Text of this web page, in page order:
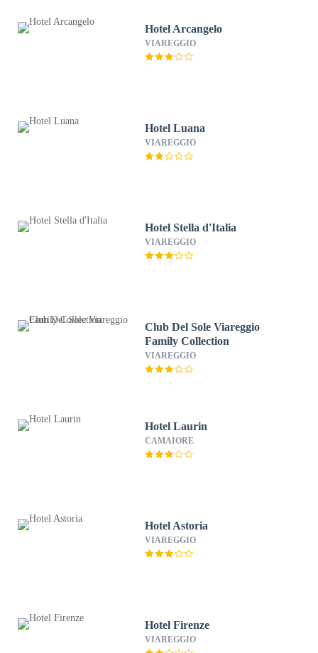
Hotel Arcangelo
VIAREGGIO
Hotel Luana
VIAREGGIO
Hotel Stella d'Italia
VIAREGGIO
Club Del Sole Viareggio
Family Collection
VIAREGGIO
Hotel Laurin
CAMAIORE
Hotel Astoria
VIAREGGIO
Hotel Firenze
VIAREGGIO